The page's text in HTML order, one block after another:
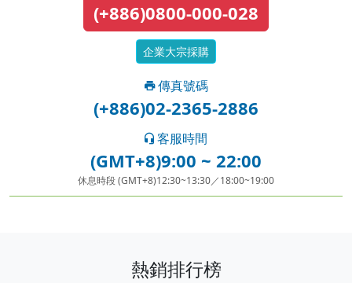
(+886)0800-000-028
企業大宗採購
傳真號碼
(+886)02-2365-2886
客服時間
(GMT+8)9:00 ~ 22:00
休息時段 (GMT+8)12:30~13:30／18:00~19:00
熱銷排行榜